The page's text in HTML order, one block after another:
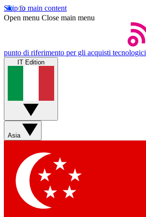
Skip to main content
Open menu Close main menu
punto di riferimento per gli acquisti tecnologici
IT Edition
Asia